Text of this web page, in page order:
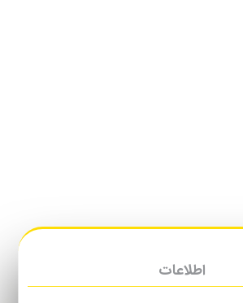
اطلاعات